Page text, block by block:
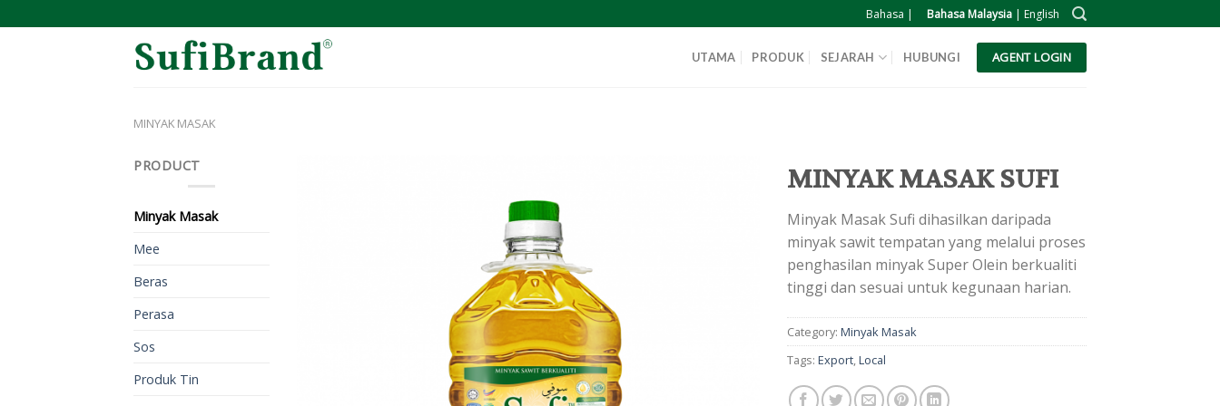
to
Bahasa | Bahasa Malaysia | English
UTAMA PRODUK SEJARAH HUBUNGI AGENT LOGIN
MINYAK MASAK
PRODUCT
Minyak Masak
Mee
Beras
Perasa
Sos
Produk Tin
MINYAK MASAK SUFI
Minyak Masak Sufi dihasilkan daripada
minyak sawit tempatan yang melalui proses
penghasilan minyak Super Olein berkualiti
tinggi dan sesuai untuk kegunaan harian.
Category: Minyak Masak
Tags: Export,Local